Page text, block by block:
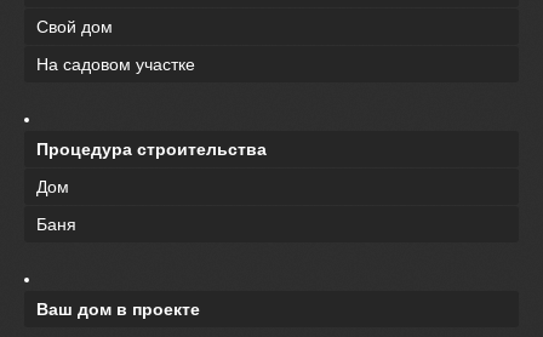
Свой дом
На садовом участке
Процедура строительства
Дом
Баня
Ваш дом в проекте